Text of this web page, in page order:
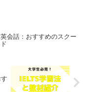
会話：おすすめのスクー